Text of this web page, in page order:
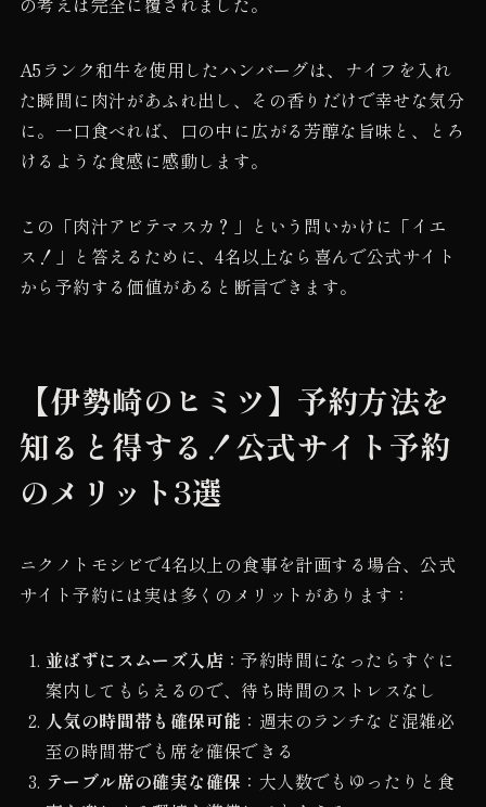
A5ランク和牛を使用したハンバーグは、ナイフを入れ
た瞬間に肉汁があふれ出し、その香りだけで幸せな気分
に。一口食べれば、口の中に広がる芳醇な旨味と、とろ
けるような食感に感動します。
この「肉汁アビテマスカ？」という問いかけに「イエ
ス！」と答えるために、4名以上なら喜んで公式サイト
から予約する価値があると断言できます。
【伊勢崎のヒミツ】予約方法を
知ると得する！公式サイト予約
のメリット3選
ニクノトモシビで4名以上の食事を計画する場合、公式
サイト予約には実は多くのメリットがあります：
並ばずにスムーズ入店：予約時間になったらすぐに
案内してもらえるので、待ち時間のストレスなし
人気の時間帯も確保可能 ：週末のランチなど混雑必
至の時間帯でも席を確保できる
テーブル席の確実な確保 ：大人数でもゆったりと食